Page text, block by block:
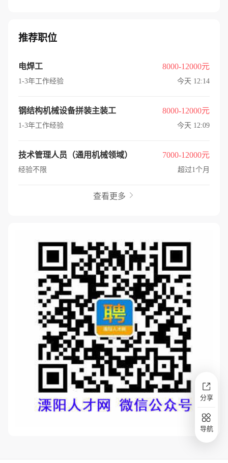
推荐职位
电焊工 8000-12000元
1-3年工作经验 今天 12:14
钢结构机械设备拼装主装工 8000-12000元
1-3年工作经验 今天 12:09
技术管理人员（通用机械领域） 7000-12000元
经验不限 超过1个月
查看更多 
分享
导航